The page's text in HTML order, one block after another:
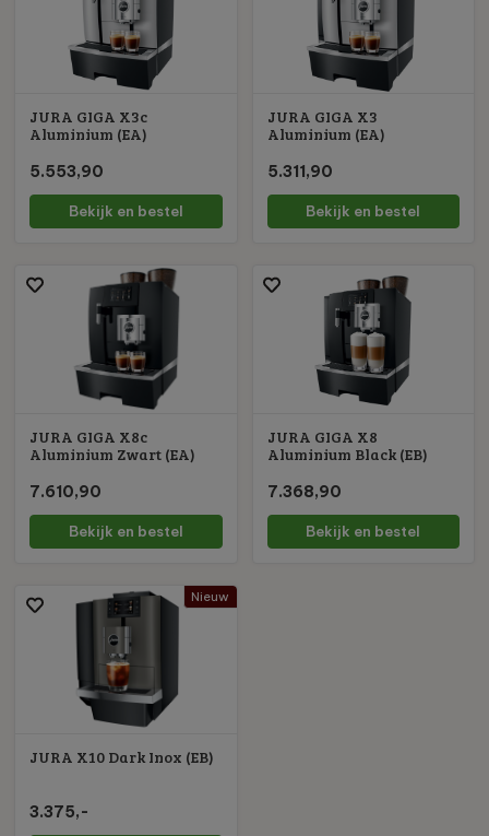
JURA GIGA X3c
Aluminium (EA)
5.553,90
Bekijk en bestel
JURA GIGA X3
Aluminium (EA)
5.311,90
Bekijk en bestel
JURA GIGA X8c
Aluminium Zwart (EA)
7.610,90
Bekijk en bestel
JURA GIGA X8
Aluminium Black (EB)
7.368,90
Bekijk en bestel
Nieuw
JURA X10 Dark Inox (EB)
3.375,-